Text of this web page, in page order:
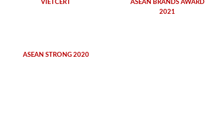
VIETCERT
ASEAN BRANDS AWARD
2021
ASEAN STRONG 2020